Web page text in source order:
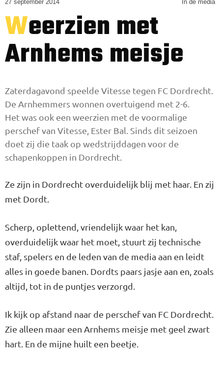
27 september 2014 In de media
Weerzien met
Arnhems meisje
Zaterdagavond speelde Vitesse tegen FC Dordrecht.
De Arnhemmers wonnen overtuigend met 2-6.
Het was ook een weerzien met de voormalige
perschef van Vitesse, Ester Bal. Sinds dit seizoen
doet zij die taak op wedstrijddagen voor de
schapenkoppen in Dordrecht.
Ze zijn in Dordrecht overduidelijk blij met haar. En zij
met Dordt.
Scherp, oplettend, vriendelijk waar het kan,
overduidelijk waar het moet, stuurt zij technische
staf, spelers en de leden van de media aan en leidt
alles in goede banen. Dordts paars jasje aan en, zoals
altijd, tot in de puntjes verzorgd.
Ik kijk op afstand naar de perschef van FC Dordrecht.
Zie alleen maar een Arnhems meisje met geel zwart
hart. En de mijne huilt een beetje.